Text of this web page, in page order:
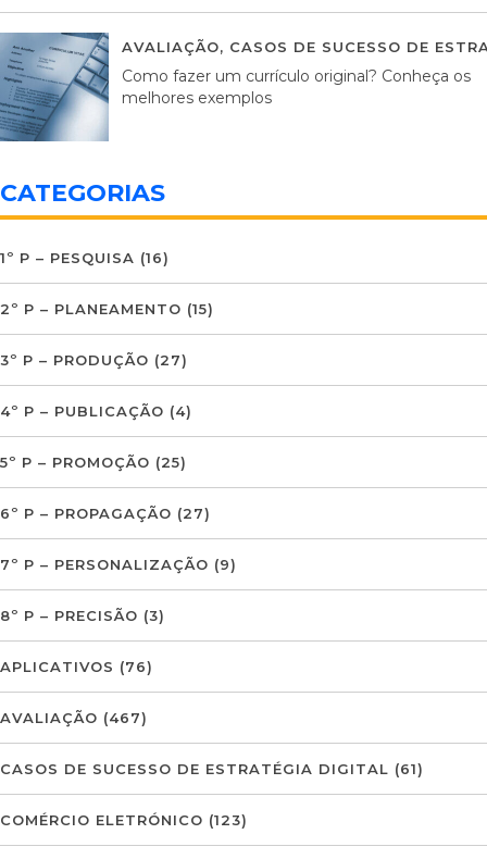
AVALIAÇÃO, CASOS DE SUCESSO DE
Como fazer um currículo original? Conheça os
melhores exemplos
CATEGORIAS
1º P – PESQUISA (16)
2º P – PLANEAMENTO (15)
3º P – PRODUÇÃO (27)
4º P – PUBLICAÇÃO (4)
5º P – PROMOÇÃO (25)
6º P – PROPAGAÇÃO (27)
7º P – PERSONALIZAÇÃO (9)
8º P – PRECISÃO (3)
APLICATIVOS (76)
AVALIAÇÃO (467)
CASOS DE SUCESSO DE ESTRATÉGIA DIGITAL (61)
COMÉRCIO ELETRÓNICO (123)